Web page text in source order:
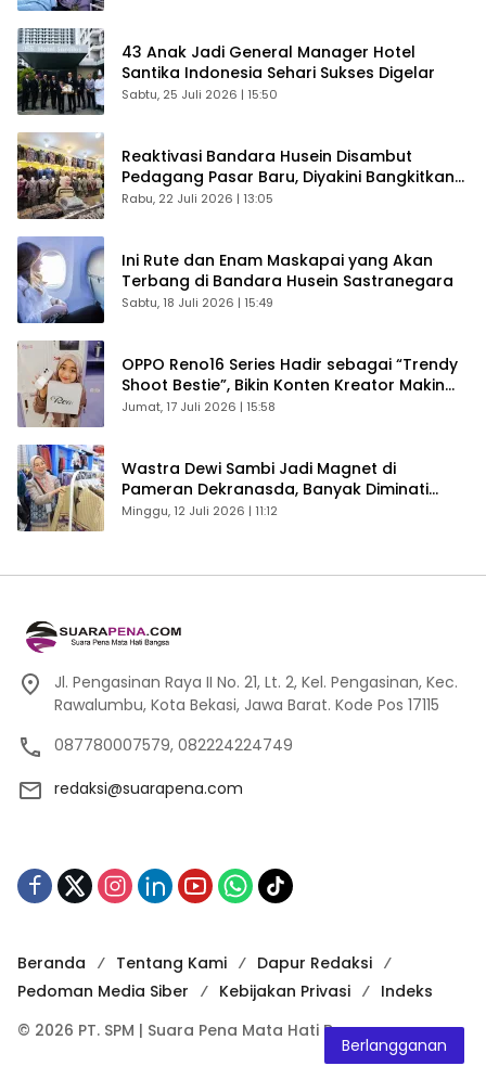
43 Anak Jadi General Manager Hotel
Santika Indonesia Sehari Sukses Digelar
Sabtu, 25 Juli 2026 | 15:50
Reaktivasi Bandara Husein Disambut
Pedagang Pasar Baru, Diyakini Bangkitkan
Kembali Ekonomi Bandung
Rabu, 22 Juli 2026 | 13:05
Ini Rute dan Enam Maskapai yang Akan
Terbang di Bandara Husein Sastranegara
Sabtu, 18 Juli 2026 | 15:49
OPPO Reno16 Series Hadir sebagai “Trendy
Shoot Bestie”, Bikin Konten Kreator Makin
Betah
Jumat, 17 Juli 2026 | 15:58
Wastra Dewi Sambi Jadi Magnet di
Pameran Dekranasda, Banyak Diminati
Pengunjung
Minggu, 12 Juli 2026 | 11:12
Jl. Pengasinan Raya II No. 21, Lt. 2, Kel. Pengasinan, Kec.
Rawalumbu, Kota Bekasi, Jawa Barat. Kode Pos 17115
087780007579, 082224224749
redaksi@suarapena.com
Beranda Tentang Kami
Dapur Redaksi
Pedoman Media Siber
Kebijakan Privasi
Indeks
© 2026 PT. SPM | Suara Pena Mata Hati Bangsa
Berlangganan